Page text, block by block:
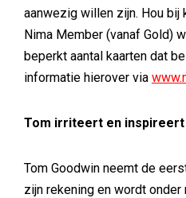
aanwezig willen zijn. Hou
Nima Member (vanaf Gold)
beperkt aantal kaarten dat
informatie hierover via
Tom irriteert en inspireert
Tom Goodwin neemt de
zijn rekening en wordt